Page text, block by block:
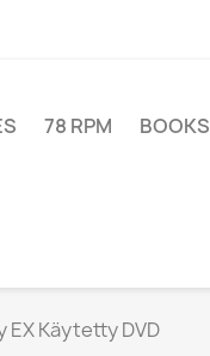
78 RPM BOOKS
EX Käytetty DVD